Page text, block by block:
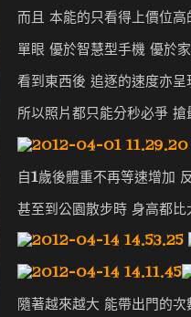
而且 本能的只看得上價位
單眼 優於智慧型手機 優於
看到東西後 追逐的速度亦呈
所以照片都只能分秒必爭
自1歲後體重不再等速增加
甚至到公園散步時 身高都
隨著越來越大 能帶出門的